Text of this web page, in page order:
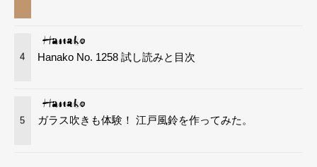
4 Hanako No. 1258 試し読みと目次
5 ガラス吹きも体験！ 江戸風鈴を作ってみた。